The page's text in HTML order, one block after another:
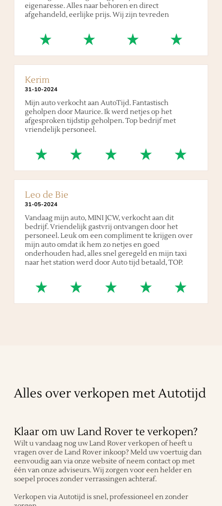
eigenaresse. Alles naar behoren en direct
afgehandeld, eerlijke prijs. Wij zijn tevreden
Kerim
31-10-2024
Mijn auto verkocht aan AutoTijd. Fantastisch
geholpen door Maurice. Ik werd netjes op het
afgesproken tijdstip geholpen. Top bedrijf met
vriendelijk personeel.
Leo de Bie
31-05-2024
Vandaag mijn auto, MINI JCW, verkocht aan dit
bedrijf. Vriendelijk gastvrij ontvangen door het
personeel. Leuk om een compliment te krijgen over
mijn auto omdat ik hem zo netjes en goed
onderhouden had, alles snel geregeld en mijn taxi
naar het station werd door Auto tijd betaald, TOP.
Alles over verkopen met Autotijd
Klaar om uw Land Rover te verkopen?
Wilt u vandaag nog uw Land Rover verkopen of heeft u
vragen over de Land Rover inkoop? Meld uw voertuig dan
eenvoudig aan via onze website of neem contact op met
één van onze adviseurs. Wij zorgen voor een helder en
soepel proces zonder verrassingen achteraf.
Verkopen via Autotijd is snel, professioneel en zonder